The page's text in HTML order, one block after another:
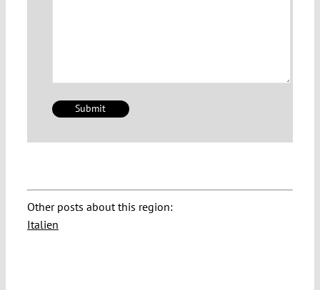
Other posts about this region:
Italien